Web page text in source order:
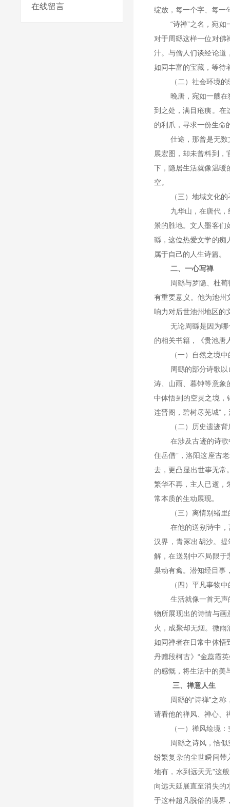
在线留言
绽放，每一个字、每一
“诗禅”之名，宛
对于周繇这样一位对佛
汁。与僧人们谈经论道
如同丰富的宝藏，等待
（二）社会环境
晚唐，宛如一艘
到之处，满目疮痍。在
的利爪，寻求一份生命
仕途，那曾是无
展宏图，却未曾料到
下，隐居生活就像温暖
空。
（三）地域文化
九华山，在唐代
景的胜地。文人墨客们
繇，这位热爱文学的痴
属于自己的人生诗篇。
二、一心写禅
周繇与罗隐、杜
有重要意义。他为池州
响力对后世池州地区的
无论周繇是因为
的相关书籍，《贵池唐
（一）
自然之境
周繇的部分诗歌
涛、山雨、暮钟等意象
中体悟到的空灵之境，
连晋阁，碧树尽芜城”
（二）
历史遗迹
在涉及古迹的诗
住岳僧”，洛阳这座古
去，更凸显出世事无常
繁华不再，主人已逝，
常本质的生动展现。
（三） 离情别绪里
在他的送别诗中
汉界，青冢出胡沙。
解，在送别中不局限于
巢动有禽。潜知经目事
（四） 平凡事物中
生活就像一首无
物所展现出的诗情与画
火，成聚却无烟。微
如同禅者在日常中体悟
丹赠段柯古》 “金蕊霞
的感慨，将生活中的美
三、禅意人生
周繇的“诗禅”之
请看他的禅风、禅心、
（一）禅风绘境
周繇之诗风，恰
纷繁复杂的尘世瞬间带
地有，水到远天无”这
向远天延展直至消失的
于这种超凡脱俗的境界